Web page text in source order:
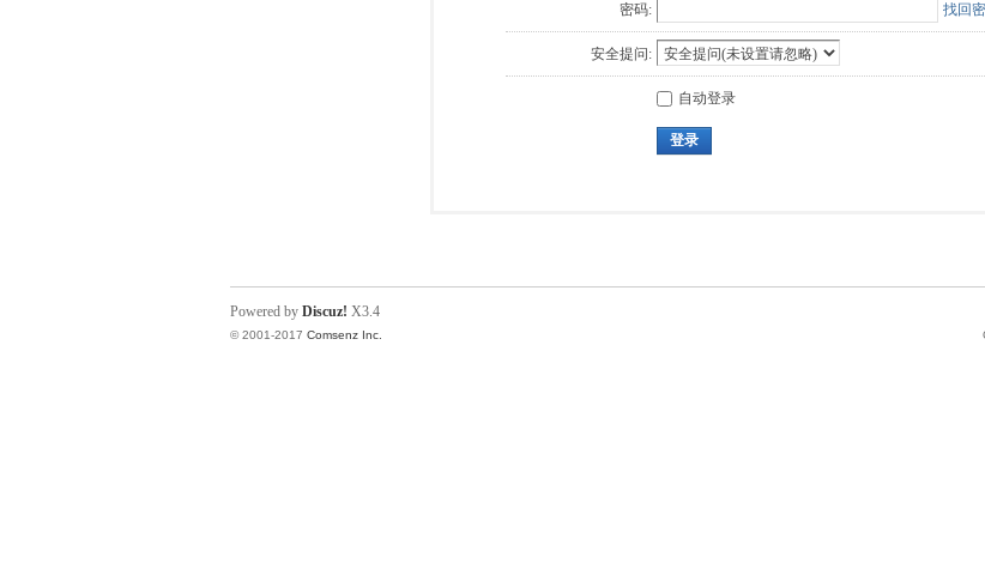
密码: 找回
安全提问:
自动登录
登录
Powered by Discuz! X3.4
© 2001-2017 Comsenz Inc.